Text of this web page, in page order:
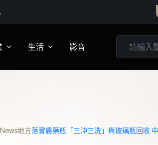
美實測
生活
旅遊
影音
地方落實農藥瓶「三沖三洗」與玻璃瓶回收